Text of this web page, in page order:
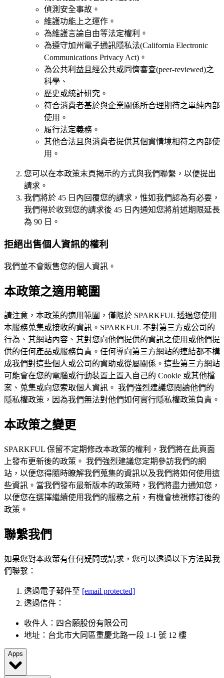
偵測安全事故。
維護功能上之運作。
為維護言論自由等法定權利。
為遵守加州電子通訊隱私法(California Electronic
Communications Privacy Act)。
為公共利益且經公共或同儕審查(peer-reviewed)之
科學、
歷史或統計研究。
符合消費者基於與企業關係所合理期待之單純內部
使用。
履行法定義務。
其他合法且與消費者提供其個資情境相符之內部使
用。
您可以在本政策末頁揭示的方式與我們聯繫，以便提出
請求。
我們將於 45 日內回覆您的請求，惟如我們認為有必要，
我們得於收到您的請求後 45 日內通知您將前述期限延長
為 90 日。
拒絕出售個人資訊的權利
我們並不會販售您的個人資訊。
本政策之適用範圍
請注意，本政策的適用範圍，僅限於 SPARKFUL 透過您使用
本服務蒐集或接收的資訊。SPARKFUL 不對第三方或公司的
行為、其網站內容、其對您向他們提供的資訊之使用或他們提
供的任何產品或服務負責。任何導向第三方網站的連結都不構
成我們對這些個人或公司的資助或從屬關係。這些第三方網站
可能會在您的電腦或行動裝置上置入自己的 Cookie 或其他檔
案、蒐集或向您索取個人資訊。 我們強烈建議您閱讀他們的
隱私權政策，因為我們無法對他們如何實行隱私權政策負責。
本政策之變更
SPARKFUL 保留不定期修改本政策的權利，我們將在此頁面
上發布更新後的政策。 我們強烈建議您定期參訪我們的網
站，以便您得隨時瞭解我們蒐集的資訊以及我們將如何使用這
些資訊。當我們發布最新版本的政策時，我們將盡力通知您，
以便您在選擇繼續使用我們的服務之前，有機會檢視修訂後的
政策。
聯繫我們
如果您對本政策有任何疑問或請求，您可以透過以下方法與我
們聯繫：
透過電子郵件至 [email protected]
透過信件：
收件人：四合願股份有限公司
地址：台北市大同區重慶北路一段 1-1 號 12 樓
Apps